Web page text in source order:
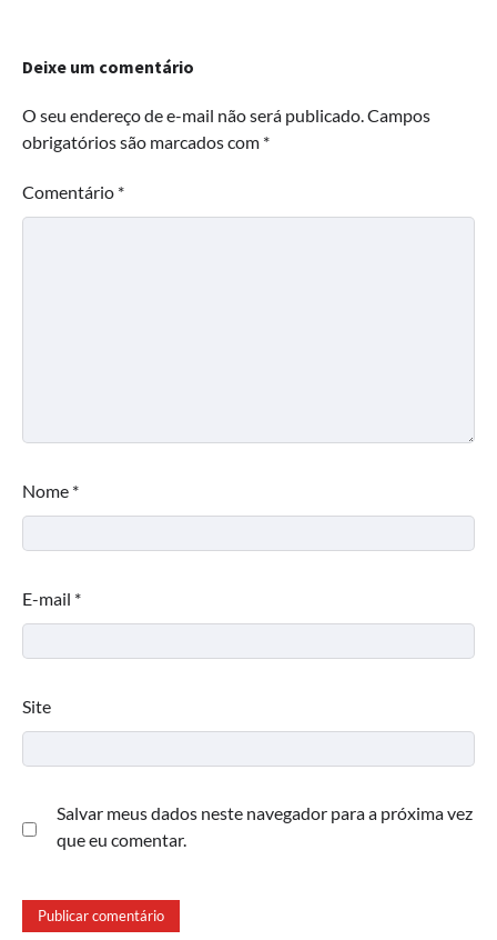
Deixe um comentário
O seu endereço de e-mail não será publicado. Campos
obrigatórios são marcados com *
Comentário *
Nome *
E-mail *
Site
Salvar meus dados neste navegador para a próxima vez
que eu comentar.